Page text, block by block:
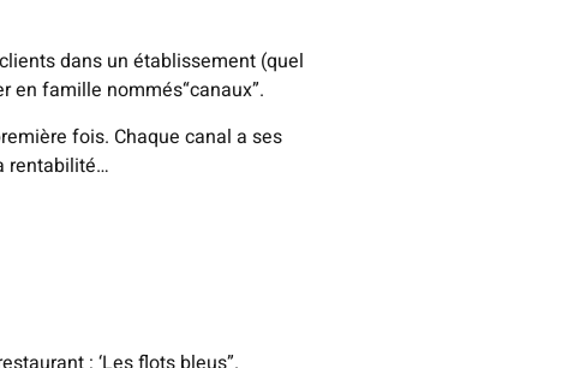
dans un établissement (quel
en famille nommés“canaux”.
fois. Chaque canal a ses
rentabilité…